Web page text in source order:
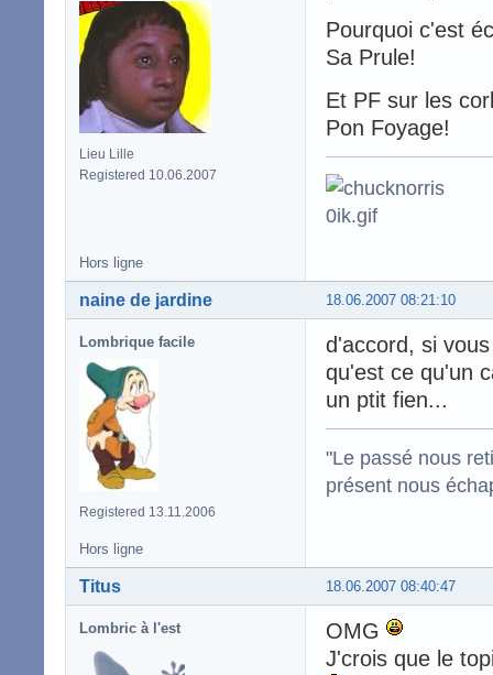
Lieu Lille
Registered 10.06.2007
Pourquoi c'est
Sa Prule!
Et PF sur les
Pon Foyage!
Hors ligne
18.06.2007 08:21:10
naine de jardine
Lombrique facile
Registered 13.11.2006
d'accord, si
qu'est ce qu'un
un ptit fien...
"Le passé nous
présent nous
Hors ligne
18.06.2007 08:40:47
Titus
Lombric à l'est
OMG
J'crois que le